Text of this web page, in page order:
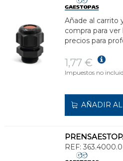
Añade al carrito
compra para ver
precios para
1,77 €
Impuestos no
AÑADIR
REF: